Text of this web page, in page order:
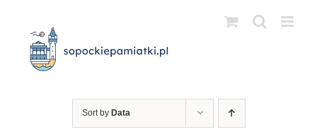
zawartości
Sort by Data